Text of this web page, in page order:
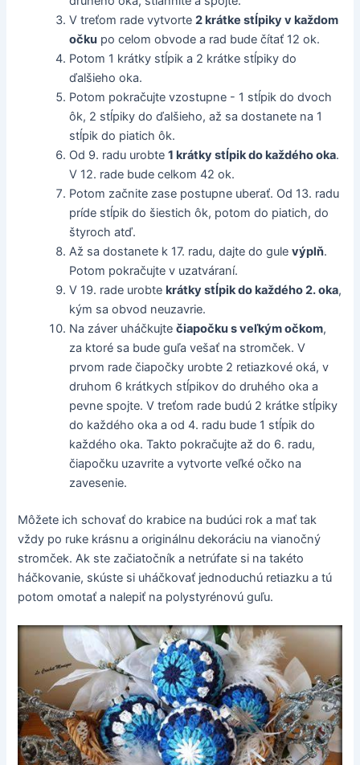
V treťom rade vytvorte2 krátke stĺpiky v každom
očku po celom obvode a rad bude čítať 12 ok.
Potom 1 krátky stĺpik a 2 krátke stĺpiky do
ďalšieho oka.
Potom pokračujte vzostupne - 1 stĺpik do dvoch
ôk, 2 stĺpiky do ďalšieho, až sa dostanete na 1
stĺpik do piatich ôk.
Od 9. radu urobte1 krátky stĺpik do každého oka.
V 12. rade bude celkom 42 ok.
Potom začnite zase postupne uberať. Od 13. radu
príde stĺpik do šiestich ôk, potom do piatich, do
štyroch atď.
Až sa dostanete k 17. radu, dajte do gulevýplň.
Potom pokračujte v uzatváraní.
V 19. rade urobtekrátky stĺpik do každého 2. oka,
kým sa obvod neuzavrie.
Na záver uháčkujtečiapočku s veľkým očkom,
za ktoré sa bude guľa vešať na stromček. V
prvom rade čiapočky urobte 2 retiazkové oká, v
druhom 6 krátkych stĺpikov do druhého oka a
pevne spojte. V treťom rade budú 2 krátke stĺpiky
do každého oka a od 4. radu bude 1 stĺpik do
každého oka. Takto pokračujte až do 6. radu,
čiapočku uzavrite a vytvorte veľké očko na
zavesenie.
Môžete ich schovať do krabice na budúci rok a mať tak
vždy po ruke krásnu a originálnu dekoráciu na vianočný
stromček. Ak ste začiatočník a netrúfate si na takéto
háčkovanie, skúste si uháčkovať jednoduchú retiazku a tú
potom omotať a nalepiť na polystyrénovú guľu.